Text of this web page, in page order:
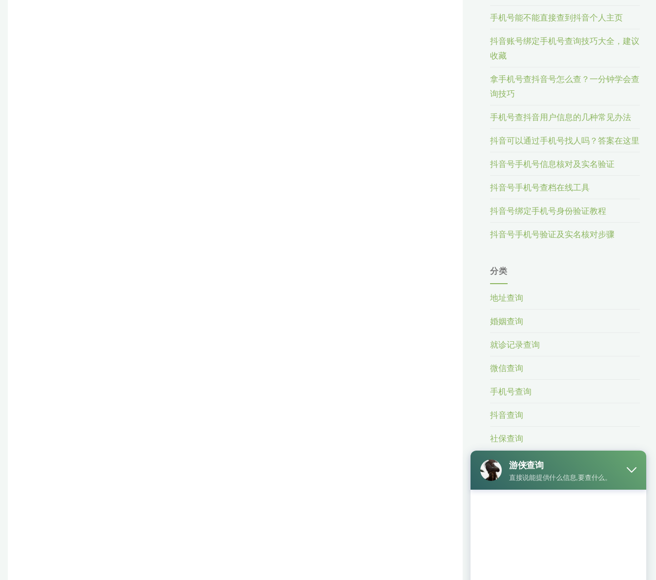
手机号能不能直接查到抖音个人主页
抖音账号绑定手机号查询技巧大全，建议
收藏
拿手机号查抖音号怎么查？一分钟学会查
询技巧
手机号查抖音用户信息的几种常见办法
抖音可以通过手机号找人吗？答案在这里
抖音号手机号信息核对及实名验证
抖音号手机号查档在线工具
抖音号绑定手机号身份验证教程
抖音号手机号验证及实名核对步骤
分类
地址查询
婚姻查询
就诊记录查询
微信查询
手机号查询
抖音查询
社保查询
身份信息查询